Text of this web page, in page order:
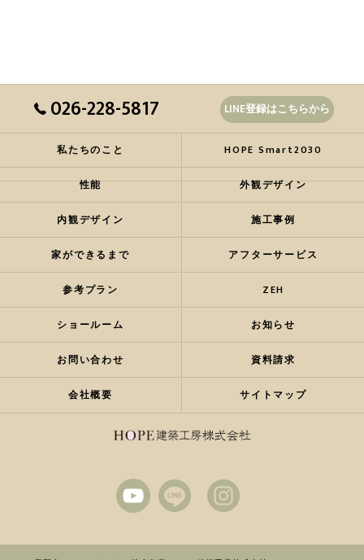
026-228-5817 LINE登録はこちらから
私たちのこと HOPE Smart2030
性能 外観デザイン
内観デザイン 施工事例
家ができるまで アフターサービス
参考プラン ZEH
ショールーム お知らせ
お問い合わせ 資料請求
会社概要 サイトマップ